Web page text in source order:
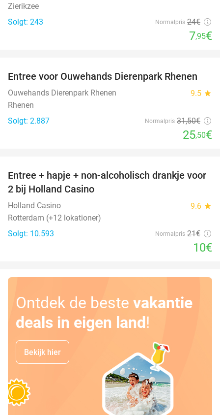
Zierikzee
Solgt: 243
Normalpris 24€
7,95€
19%
Entree voor Ouwehands Dierenpark Rhenen
Ouwehands Dierenpark Rhenen 9.5 star
Rhenen
Solgt: 2.887
Normalpris 31,50€
25,50€
52%
Entree + hapje + non-alcoholisch drankje voor
2 bij Holland Casino
Holland Casino 9.6 star
Rotterdam (+12 lokationer)
Solgt: 10.593
Normalpris 21€
10€
Ontdek de beste vakantie
deals in eigen land!
Bekijk hier